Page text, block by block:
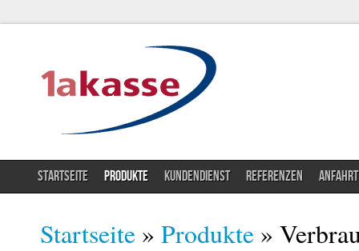
STARTSEITE PRODUKTE KUNDENDIENST REFERENZEN ANFAHRT
Sie sind hier
Startseite » Produkte »